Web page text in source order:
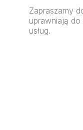
Zapraszamy
uprawniają do
usług.